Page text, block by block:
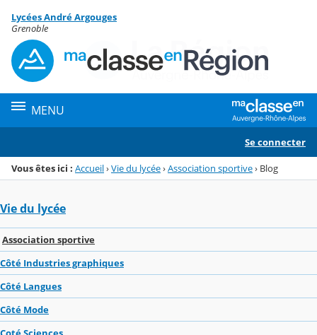
Menu de la rubrique
Contenu
Lycées André Argouges
Grenoble
MENU
Se connecter
Vous êtes ici : Accueil›Vie du lycée›Association sportive› Blog
Vie du lycée
Association sportive
Côté Industries graphiques
Côté Langues
Côté Mode